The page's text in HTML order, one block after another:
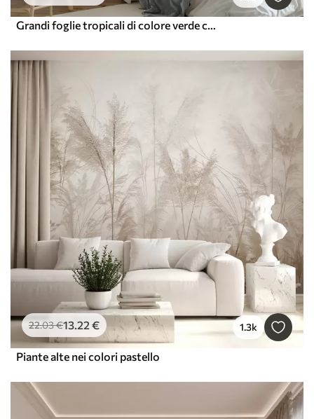
Grandi foglie tropicali di colore verde chiaro con tonalità tenui e pastello, in una composizione artistica ricca di texture
22.03€13.22 € 1.3k
Piante alte nei colori pastello